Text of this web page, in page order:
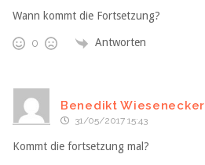
Wann kommt die Fortsetzung?
0 Antworten
Benedikt Wiesenecker
31/05/2017 15:43
Kommt die fortsetzung mal?